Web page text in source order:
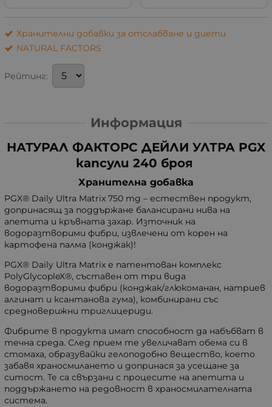
Хранителни добавки за отслабване и диети
NATURAL FACTORS
Рейтинг:
Информация
НАТУРАЛ ФАКТОРС ДЕЙЛИ УЛТРА PGX
капсули 240 броя
Хранителна добавка
PGX® Daily Ultra Matrix 750 mg – естествен продукт,
допринасящ за поддържане балансирани нива на
апетита и кръвната захар. Източник на
водоразтворими фибри, извлечени от корен на
картофена палма (конджак)!
PGX® Daily Ultra Matrix е патентован комплекс
PolyGlycopleX®, съставен от три вида
водоразтворими фибри (конджак/глюкоманан, натриев
алгинат и ксантанова гума), комбинирани със
средноверижни триглицериди.
Фибрите в продукта имат способност да набъбват в
течна среда. След прием те увеличават обема си в
стомаха, образувайки гелоподобно вещество, което
забавя храносмилането и допринася за усещане за
ситост. Те са свързани с процесите на апетита и
поддържането на редовност в храносмилателната
система.